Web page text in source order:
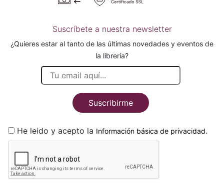
Suscríbete a nuestra newsletter
¿Quieres estar al tanto de las últimas novedades y eventos de
la librería?
Suscribirme
He leido y acepto la Información básica de privacidad.